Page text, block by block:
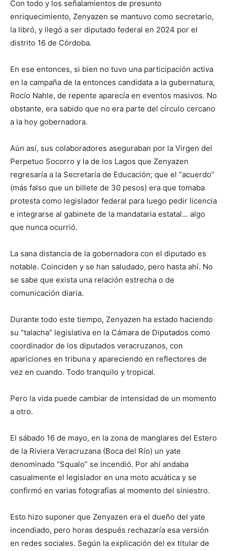
Con todo y los señalamientos de presunto
enriquecimiento, Zenyazen se mantuvo como secretario,
la libró, y llegó a ser diputado federal en 2024 por el
distrito 16 de Córdoba.
En ese entonces, si bien no tuvo una participación activa
en la campaña de la entonces candidata a la gubernatura,
Rocío Nahle, de repente aparecía en eventos masivos. No
obstante, era sabido que no era parte del círculo cercano
a la hoy gobernadora.
Aún así, sus colaboradores aseguraban por la Virgen del
Perpetuo Socorro y la de los Lagos que Zenyazen
regresaría a la Secretaría de Educación; que el “acuerdo”
(más falso que un billete de 30 pesos) era que tomaba
protesta como legislador federal para luego pedir licencia
e integrarse al gabinete de la mandataria estatal… algo
que nunca ocurrió.
La sana distancia de la gobernadora con el diputado es
notable. Coinciden y se han saludado, pero hasta ahí. No
se sabe que exista una relación estrecha o de
comunicación diaria.
Durante todo este tiempo, Zenyazen ha estado haciendo
su “talacha” legislativa en la Cámara de Diputados como
coordinador de los diputados veracruzanos, con
apariciones en tribuna y apareciendo en reflectores de
vez en cuando. Todo tranquilo y tropical.
Pero la vida puede cambiar de intensidad de un momento
a otro.
El sábado 16 de mayo, en la zona de manglares del Estero
de la Riviera Veracruzana (Boca del Río) un yate
denominado “Squalo” se incendió. Por ahí andaba
casualmente el legislador en una moto acuática y se
confirmó en varias fotografías al momento del siniestro.
Esto hizo suponer que Zenyazen era el dueño del yate
incendiado, pero horas después rechazaría esa versión
en redes sociales. Según la explicación del ex titular de